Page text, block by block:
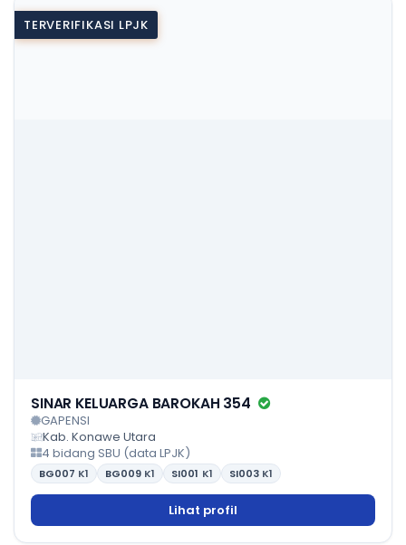
TERVERIFIKASI LPJK
SINAR KELUARGA BAROKAH 354
GAPENSI
Kab. Konawe Utara
4 bidang SBU (data LPJK)
BG007 K1 BG009 K1 SI001 K1 SI003 K1
Lihat profil